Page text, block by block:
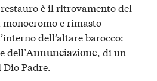
è il ritrovamento del
e rimasto
dell’altare barocco:
dell’Annunciazione, di un
Padre.